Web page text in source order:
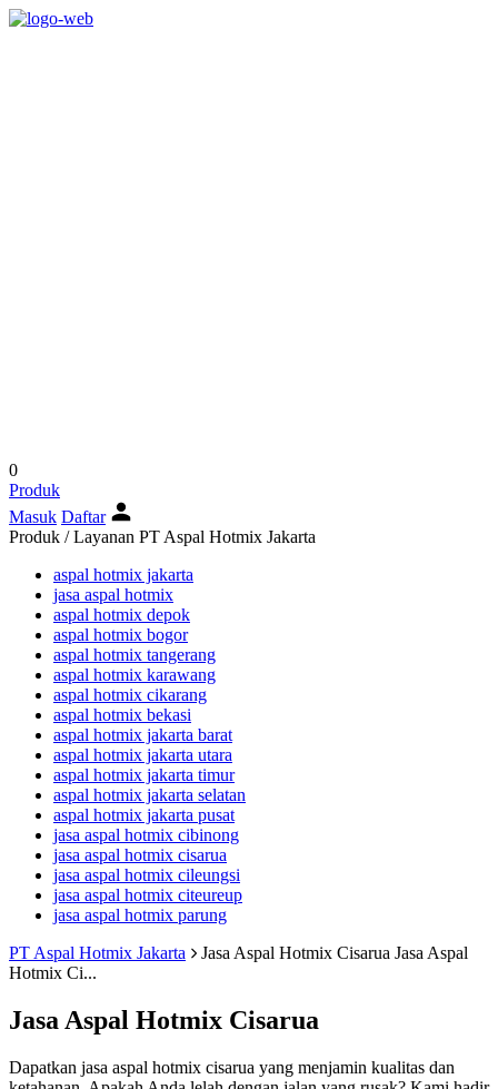
0
Produk
Masuk Daftar
Produk / Layanan PT Aspal Hotmix Jakarta
aspal hotmix jakarta
jasa aspal hotmix
aspal hotmix depok
aspal hotmix bogor
aspal hotmix tangerang
aspal hotmix karawang
aspal hotmix cikarang
aspal hotmix bekasi
aspal hotmix jakarta barat
aspal hotmix jakarta utara
aspal hotmix jakarta timur
aspal hotmix jakarta selatan
aspal hotmix jakarta pusat
jasa aspal hotmix cibinong
jasa aspal hotmix cisarua
jasa aspal hotmix cileungsi
jasa aspal hotmix citeureup
jasa aspal hotmix parung
PT Aspal Hotmix Jakarta
Jasa Aspal Hotmix CisaruaJasa Aspal
Hotmix Ci...
Jasa Aspal Hotmix Cisarua
Dapatkan jasa aspal hotmix cisarua yang menjamin kualitas dan